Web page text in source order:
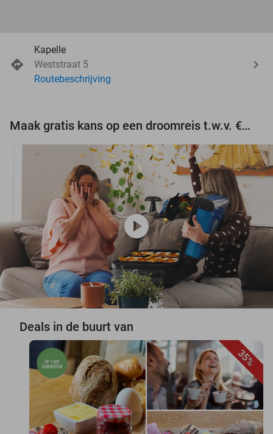
Kapelle
Weststraat 5
Routebeschrijving
Maak gratis kans op een droomreis t.w.v. €3.000!
play_circle
Deals in de buurt van
35%